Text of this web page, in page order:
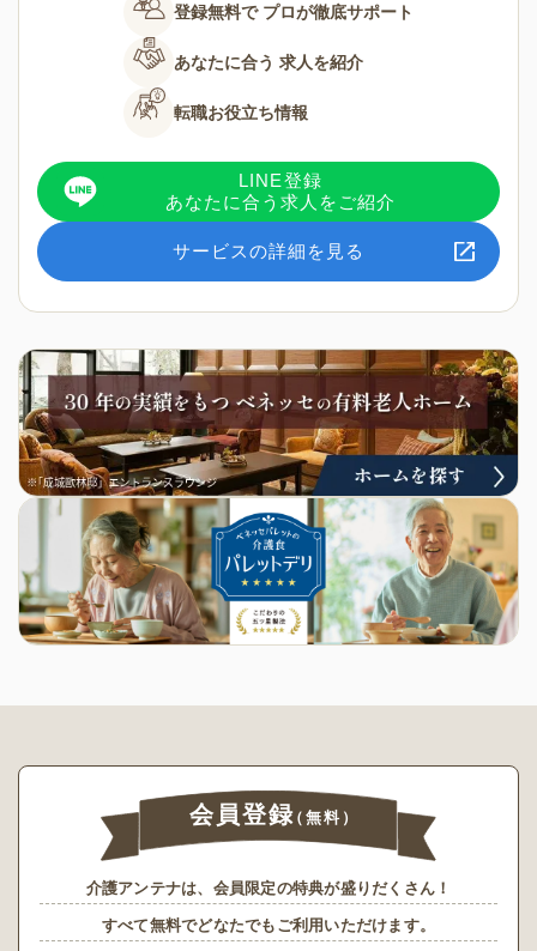
登録無料で プロが徹底サポート
あなたに合う 求人を紹介
転職お役立ち情報
LINE登録
あなたに合う求人をご紹介
サービスの詳細を見る
会員登録（無料）
介護アンテナは、会員限定の特典が盛りだくさん！
すべて無料でどなたでもご利用いただけます。